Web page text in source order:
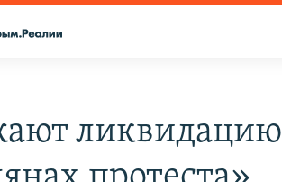
ликвидацию